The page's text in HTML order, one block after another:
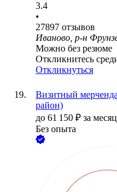
3.4
•
27897 отзывов
Иваново, р-н
Можно без резюме
Откликнитесь
Откликнуться
Визитный
район)
до 61 150 ₽ за
Без опыта